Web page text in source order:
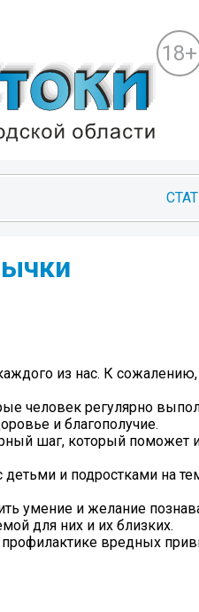
18+
из нас. К
человек регулярно
и благополучие.
шаг, который поможет
и подростками на
умение и желание
для них и их близких.
вредных